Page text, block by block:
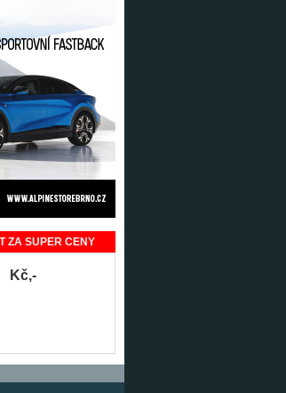
ZA SUPER CENY
Kč,-